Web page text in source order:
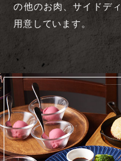
の他のお肉、サイドデ
用意しています。